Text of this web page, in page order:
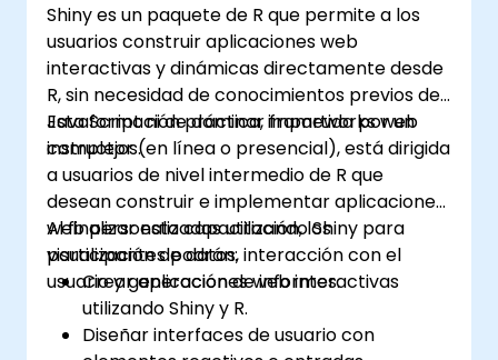
Shiny es un paquete de R que permite a los
usuarios construir aplicaciones web
interactivas y dinámicas directamente desde
R, sin necesidad de conocimientos previos de
JavaScript ni de dominar frameworks web
complejos.
Esta formación práctica, impartida por un
instructor (en línea o presencial), está dirigida
a usuarios de nivel intermedio de R que
desean construir e implementar aplicaciones
web personalizadas utilizando Shiny para
visualización de datos, interacción con el
usuario y generación de informes.
Al finalizar esta capacitación, los
participantes podrán:
Crear aplicaciones web interactivas
utilizando Shiny y R.
Diseñar interfaces de usuario con